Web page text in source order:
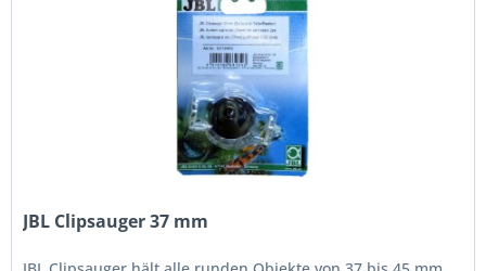
JBL Clipsauger 37 mm